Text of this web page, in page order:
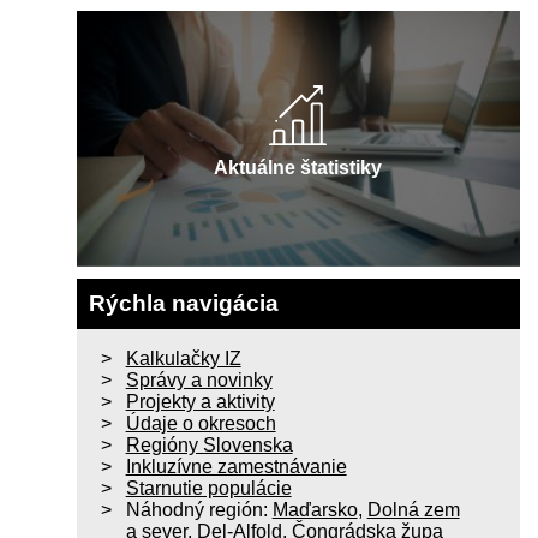
Aktuálne štatistiky
Rýchla navigácia
Kalkulačky IZ
Správy a novinky
Projekty a aktivity
Údaje o okresoch
Regióny Slovenska
Inkluzívne zamestnávanie
Starnutie populácie
Náhodný región: Maďarsko, Dolná zem
a sever, Del-Alfold, Čongrádska župa